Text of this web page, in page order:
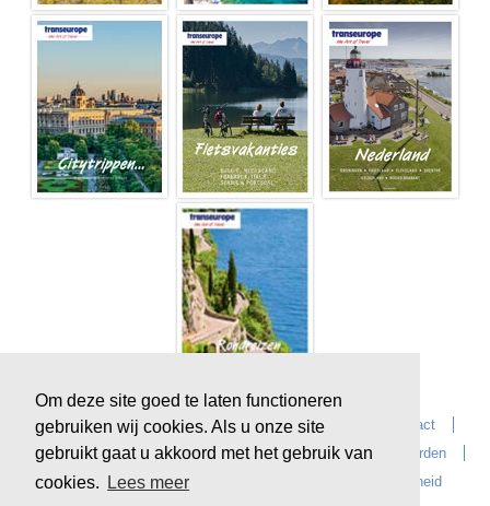
Om deze site goed te laten functioneren
gebruiken wij cookies. Als u onze site
gebruikt gaat u akkoord met het gebruik van
cookies.
Lees meer
Home Over Transeurope Vacatures
Contact
Vragen?
Reiskantoren Extras
Reisvoorwaarden
Reisverzekeringen
Duurzaamheid